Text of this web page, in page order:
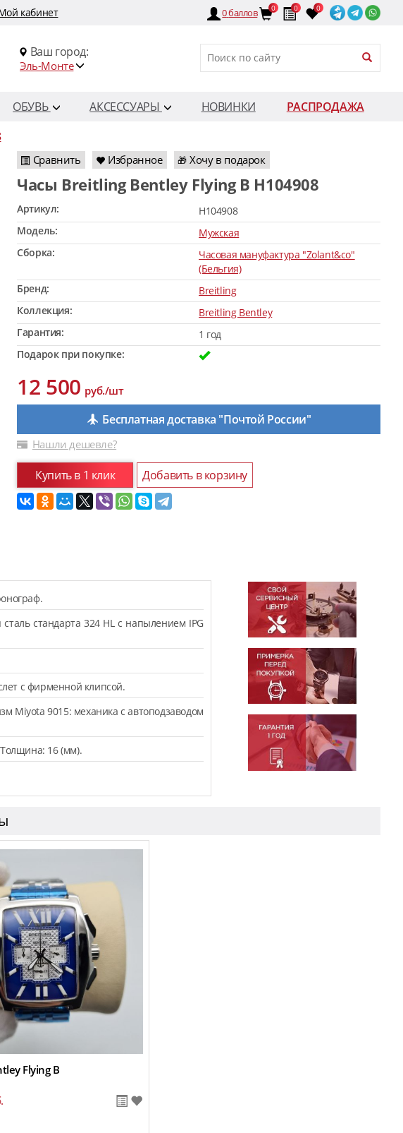
кабинет 0баллов 0 0 0
Ваш город:
Эль-Монте
ОБУВЬ АКСЕССУАРЫ НОВИНКИ
РАСПРОДАЖА
Сравнить Избранное 🎁 Хочу в подарок
Часы Breitling Bentley Flying B H104908
Артикул:
H104908
Модель:
Мужская
Сборка:
Часовая мануфактура "Zolant&co"
(Бельгия)
Бренд:
Breitling
Коллекция:
Breitling Bentley
Гарантия:
1 год
Подарок при покупке:
12 500руб./шт
Бесплатная доставка "Почтой России"
Нашли дешевле?
Купить в 1 клик Добавить в корзину
стандарта 324 HL с напылением IPG
с фирменной клипсой.
Miyota 9015: механика с автоподзаводом
16 (мм).
Flying B